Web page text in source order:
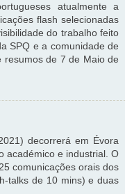
atualmente a
flash selecionadas
do trabalho feito
SPQ e a comunidade de
resumos de 7 de Maio de
decorrerá em Évora
académico e industrial. O
comunicações orais dos
talks de 10 mins) e duas